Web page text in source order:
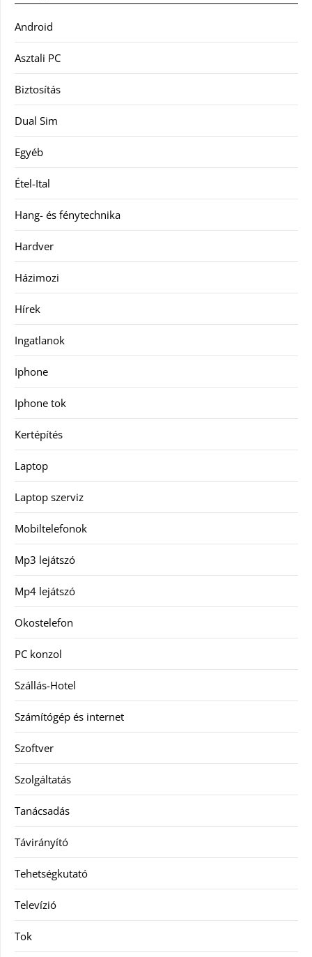
Android
Asztali PC
Biztosítás
Dual Sim
Egyéb
Étel-Ital
Hang- és fénytechnika
Hardver
Házimozi
Hírek
Ingatlanok
Iphone
Iphone tok
Kertépítés
Laptop
Laptop szerviz
Mobiltelefonok
Mp3 lejátszó
Mp4 lejátszó
Okostelefon
PC konzol
Szállás-Hotel
Számítógép és internet
Szoftver
Szolgáltatás
Tanácsadás
Távirányító
Tehetségkutató
Televízió
Tok